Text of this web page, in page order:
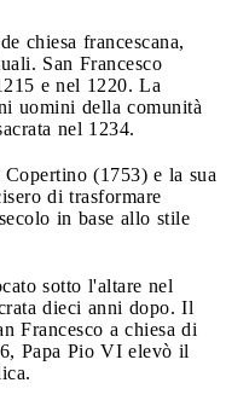
chiesa francescana,
San Francesco
e nel 1220. La
uomini della comunità
nel 1234.
(1753) e la sua
di trasformare
in base allo stile
sotto l'altare nel
dieci anni dopo. Il
Francesco a chiesa di
Papa Pio VI elevò il